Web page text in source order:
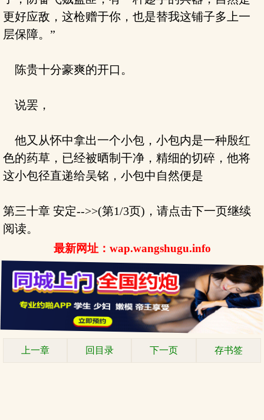
更好应敌，这枪赠于你，也是替我这铺子多上一
层保障。”
陈贵十分豪爽的开口。
说罢，
他又从怀中拿出一个小包，小包内是一种殷红
色的药草，已经被晒制干净，精细的切碎，他将
这小包径直递给吴铭，小包中自然便是
第三十章 安定-->>(第1/3页)，请点击下一页继续
阅读。
最新网址：wap.wangshugu.info
上一章 回目录 下一页 存书签